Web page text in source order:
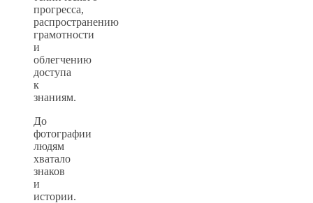
прогресса,
распространению
грамотности
и
облегчению
доступа
к
знаниям.
До
фотографии
людям
хватало
знаков
и
истории.